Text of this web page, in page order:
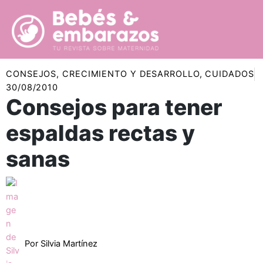
contenido
CONSEJOS,CRECIMIENTO Y DESARROLLO,CUIDADOS
30/08/2010
Consejos para tener
espaldas rectas y
sanas
Por Silvia Martínez